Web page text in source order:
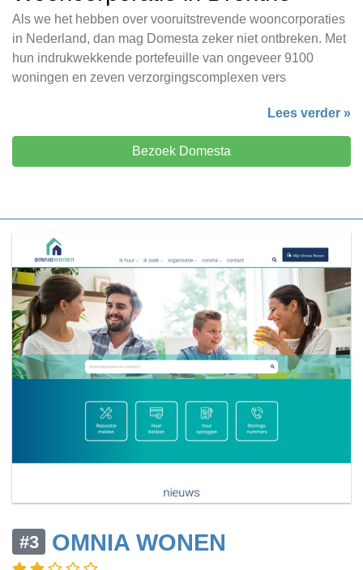
Als we het hebben over vooruitstrevende wooncorporaties
in Nederland, dan mag Domesta zeker niet ontbreken. Met
hun indrukwekkende portefeuille van ongeveer 9100
woningen en zeven verzorgingscomplexen vers
Lees verder »
Bezoek Domesta
#3 OMNIA WONEN